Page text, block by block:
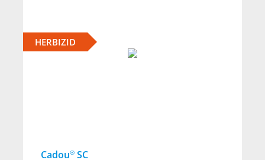
HERBIZID
Cadou® SC